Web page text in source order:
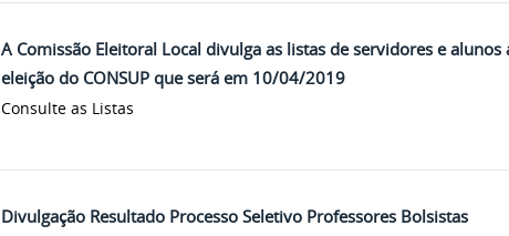
A Comissão Eleitoral Local divulga as listas de servidores e alunos
eleição do CONSUP que será em 10/04/2019
Consulte as Listas
Divulgação Resultado Processo Seletivo Professores Bolsistas